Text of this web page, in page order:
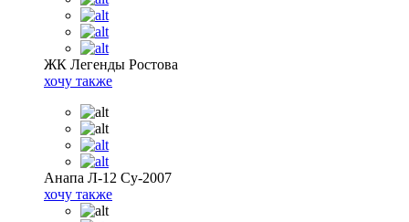
ЖК Легенды Ростова
хочу также
Анапа Л-12 Су-2007
хочу также